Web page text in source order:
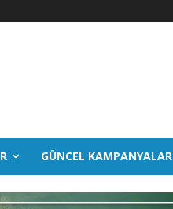
GÜNCEL KAMPANYALAR